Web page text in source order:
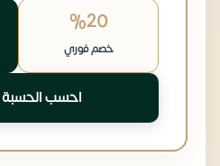
%20
خصم فوري
احسب